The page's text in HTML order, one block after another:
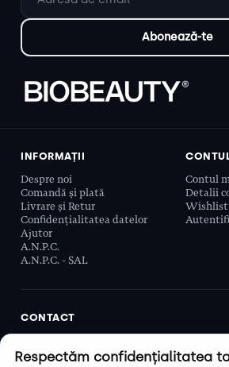
INFORMAȚII
Despre noi
Comandă și plată
Livrare și Retur
Confidențialitatea datelor
Ajutor
A.N.P.C.
A.N.P.C. - SAL
Contul
Detalii
Wishlist
CONTACT
Sector 6, București, România
Respectăm confidențialitatea